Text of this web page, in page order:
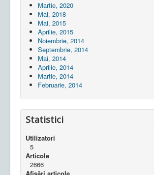
Martie, 2020
Mai, 2018
Mai, 2015
Aprilie, 2015
Noiembrie, 2014
Septembrie, 2014
Mai, 2014
Aprilie, 2014
Martie, 2014
Februarie, 2014
Statistici
Utilizatori
5
Articole
2666